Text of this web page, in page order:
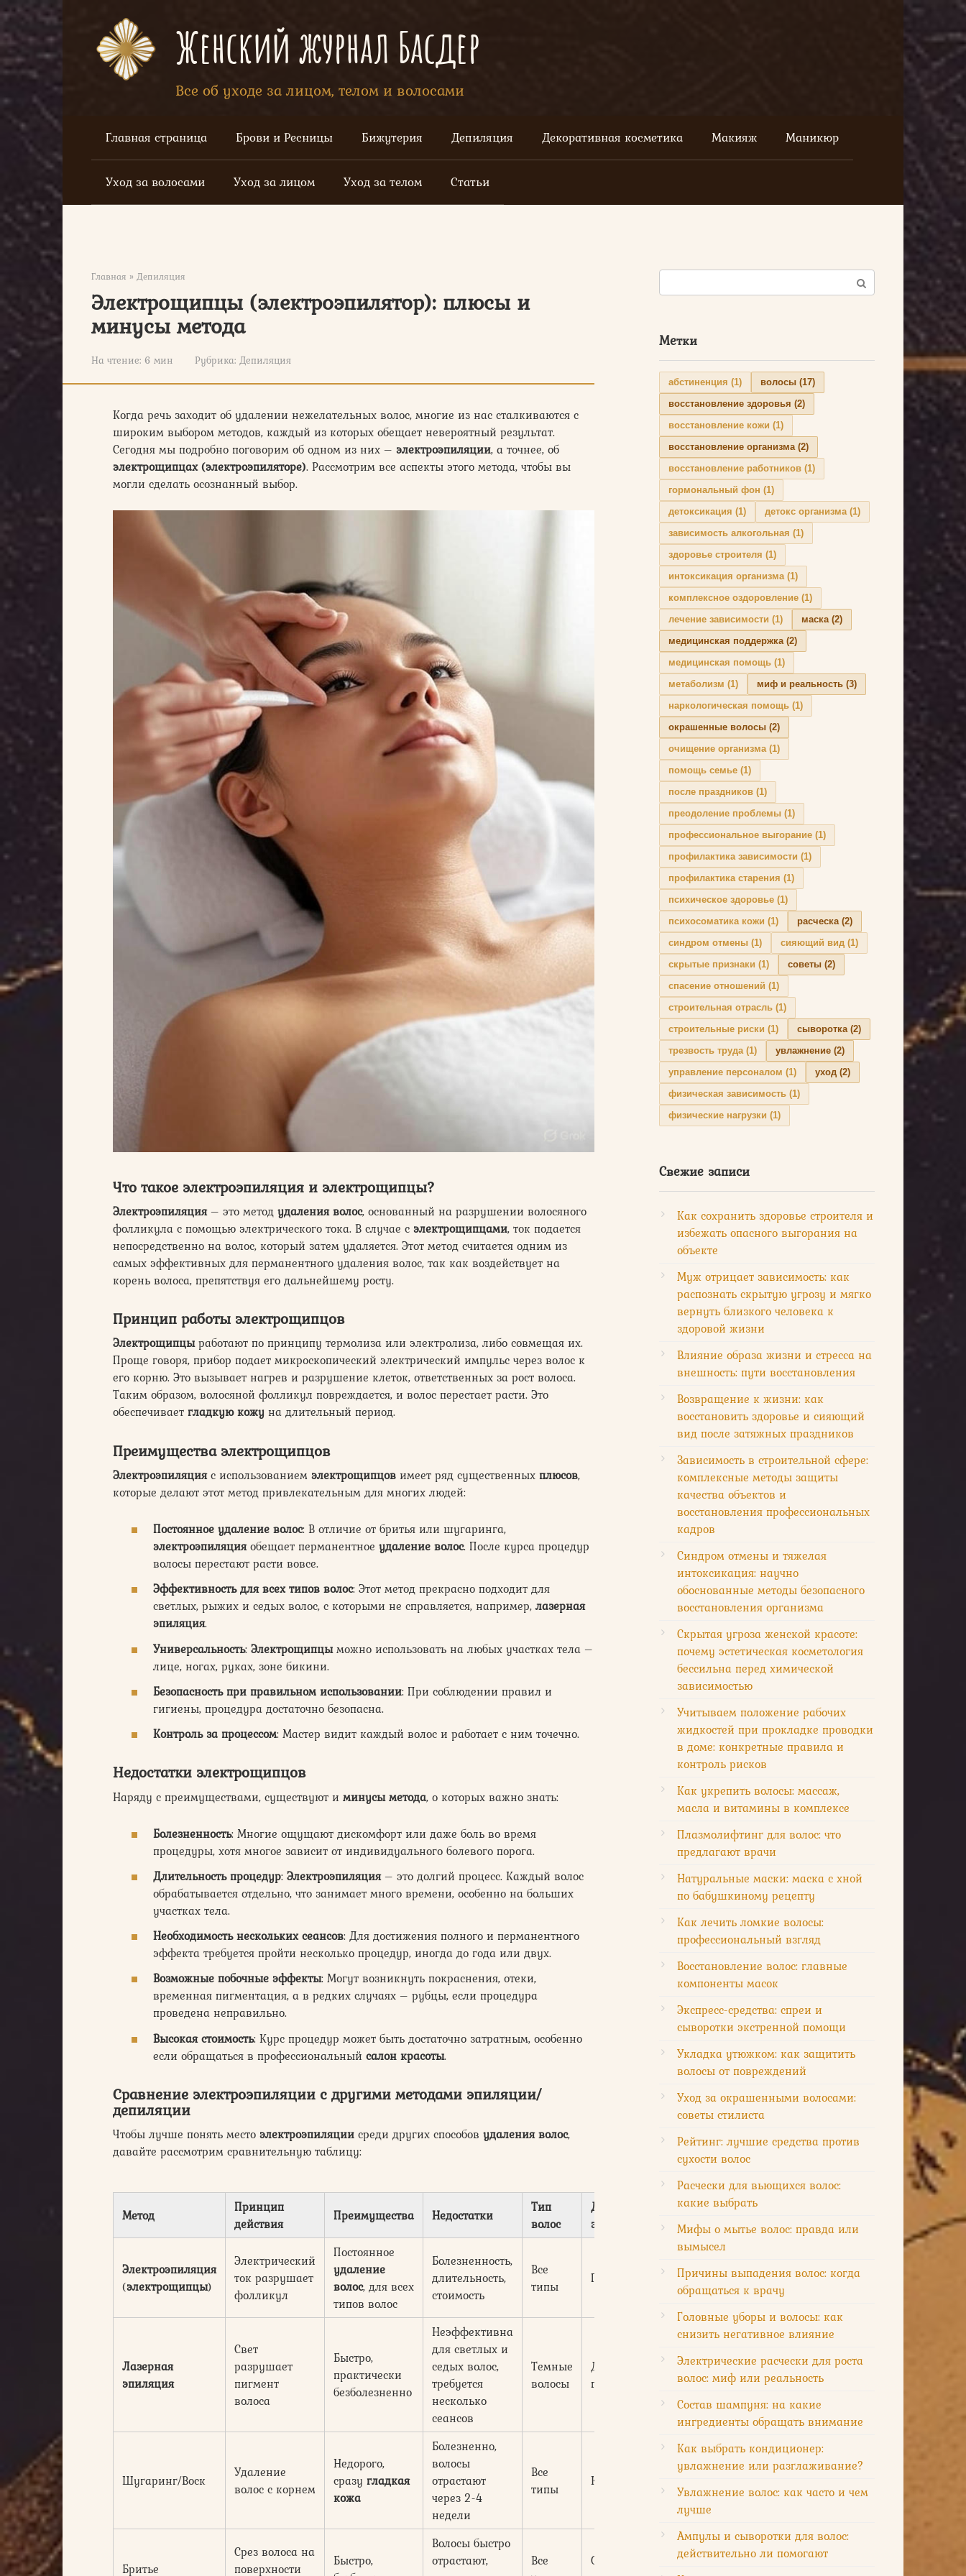
Перейти
к
контенту
Женский журнал Басдер
Все об уходе за лицом, телом и волосами
Главная страница Брови и Ресницы Бижутерия Депиляция Декоративная косметика Макияж Маникюр
Уход за волосами Уход за лицом Уход за телом Статьи
Главная » Депиляция
Электрощипцы (электроэпилятор): плюсы и
минусы метода
На чтение: 6 мин Рубрика: Депиляция
Когда речь заходит об удалении нежелательных волос, многие из нас сталкиваются с
широким выбором методов, каждый из которых обещает невероятный результат.
Сегодня мы подробно поговорим об одном из них – электроэпиляции, а точнее, об
электрощипцах (электроэпиляторе). Рассмотрим все аспекты этого метода, чтобы вы
могли сделать осознанный выбор.
Что такое электроэпиляция и электрощипцы?
Электроэпиляция– это метод удаления волос, основанный на разрушении волосяного
фолликула с помощью электрического тока. В случае с электрощипцами, ток подается
непосредственно на волос, который затем удаляется. Этот метод считается одним из
самых эффективных для перманентного удаления волос, так как воздействует на
корень волоса, препятствуя его дальнейшему росту.
Принцип работы электрощипцов
Электрощипцыработают по принципу термолиза или электролиза, либо совмещая их.
Проще говоря, прибор подает микроскопический электрический импульс через волос к
его корню. Это вызывает нагрев и разрушение клеток, ответственных за рост волоса.
Таким образом, волосяной фолликул повреждается, и волос перестает расти. Это
обеспечивает гладкую кожу на длительный период.
Преимущества электрощипцов
Электроэпиляцияс использованием электрощипцов имеет ряд существенных плюсов,
которые делают этот метод привлекательным для многих людей:
Постоянное удаление волос: В отличие от бритья или шугаринга,
электроэпиляцияобещает перманентное удаление волос. После курса процедур
волосы перестают расти вовсе.
Эффективность для всех типов волос: Этот метод прекрасно подходит для
светлых, рыжих и седых волос, с которыми не справляется, например, лазерная
эпиляция.
Универсальность: Электрощипцыможно использовать на любых участках тела –
лице, ногах, руках, зоне бикини.
Безопасность при правильном использовании: При соблюдении правил и
гигиены, процедура достаточно безопасна.
Контроль за процессом: Мастер видит каждый волос и работает с ним точечно.
Недостатки электрощипцов
Наряду с преимуществами, существуют и минусы метода, о которых важно знать:
Болезненность: Многие ощущают дискомфорт или даже боль во время
процедуры, хотя многое зависит от индивидуального болевого порога.
Длительность процедур: Электроэпиляция– это долгий процесс. Каждый волос
обрабатывается отдельно, что занимает много времени, особенно на больших
участках тела.
Необходимость нескольких сеансов: Для достижения полного и перманентного
эффекта требуется пройти несколько процедур, иногда до года или двух.
Возможные побочные эффекты: Могут возникнуть покраснения, отеки,
временная пигментация, а в редких случаях – рубцы, если процедура
проведена неправильно.
Высокая стоимость: Курс процедур может быть достаточно затратным, особенно
если обращаться в профессиональный салон красоты.
Сравнение электроэпиляции с другими методами эпиляции/
депиляции
Чтобы лучше понять место электроэпиляции среди других способов удаления волос,
давайте рассмотрим сравнительную таблицу:
Метод
Принцип
действия
Преимущества Недостатки
Тип
волос
Длительность
эффекта
Электроэпиляция
(электрощипцы)
Электрический
ток разрушает
фолликул
Постоянное
удаление
волос, для всех
типов волос
Болезненность,
длительность,
стоимость
Все
типы
Перманентный
Лазерная
эпиляция
Свет
разрушает
пигмент
волоса
Быстро,
практически
безболезненно
Неэффективна
для светлых и
седых волос,
требуется
несколько
сеансов
Темные
волосы
Длительный (не
перманентный)
Шугаринг/Воск
Удаление
волос с корнем
Недорого,
сразу гладкая
кожа
Болезненно,
волосы
отрастают
через 2-4
недели
Все
типы
Кратковременный
Бритье
Срез волоса на
поверхности
Быстро,
Волосы быстро
отрастают,
Все
Очень
Поиск:
Метки
абстиненция (1) волосы (17)
восстановление здоровья (2)
восстановление кожи (1)
восстановление организма(2)
восстановление работников (1)
гормональный фон (1)
детоксикация (1) детокс организма(1)
зависимость алкогольная (1)
здоровье строителя (1)
интоксикация организма(1)
комплексное оздоровление (1)
лечение зависимости (1) маска(2)
медицинская поддержка(2)
медицинская помощь (1)
метаболизм (1) миф и реальность (3)
наркологическая помощь (1)
окрашенные волосы (2)
очищение организма(1)
помощь семье (1)
после праздников (1)
преодоление проблемы (1)
профессиональное выгорание (1)
профилактика зависимости (1)
профилактика старения (1)
психическое здоровье (1)
психосоматика кожи (1) расческа(2)
синдром отмены (1) сияющий вид (1)
скрытые признаки (1) советы (2)
спасение отношений (1)
строительная отрасль (1)
строительные риски (1) сыворотка(2)
трезвость труда(1) увлажнение (2)
управление персоналом (1) уход (2)
физическая зависимость (1)
физические нагрузки (1)
Свежие записи
Как сохранить здоровье строителя и
избежать опасного выгорания на
объекте
Муж отрицает зависимость: как
распознать скрытую угрозу и мягко
вернуть близкого человека к
здоровой жизни
Влияние образа жизни и стресса на
внешность: пути восстановления
Возвращение к жизни: как
восстановить здоровье и сияющий
вид после затяжных праздников
Зависимость в строительной сфере:
комплексные методы защиты
качества объектов и
восстановления профессиональных
кадров
Синдром отмены и тяжелая
интоксикация: научно
обоснованные методы безопасного
восстановления организма
Скрытая угроза женской красоте:
почему эстетическая косметология
бессильна перед химической
зависимостью
Учитываем положение рабочих
жидкостей при прокладке проводки
в доме: конкретные правила и
контроль рисков
Как укрепить волосы: массаж,
масла и витамины в комплексе
Плазмолифтинг для волос: что
предлагают врачи
Натуральные маски: маска с хной
по бабушкиному рецепту
Как лечить ломкие волосы:
профессиональный взгляд
Восстановление волос: главные
компоненты масок
Экспресс-средства: спреи и
сыворотки экстренной помощи
Укладка утюжком: как защитить
волосы от повреждений
Уход за окрашенными волосами:
советы стилиста
Рейтинг: лучшие средства против
сухости волос
Расчески для вьющихся волос:
какие выбрать
Мифы о мытье волос: правда или
вымысел
Причины выпадения волос: когда
обращаться к врачу
Головные уборы и волосы: как
снизить негативное влияние
Электрические расчески для роста
волос: миф или реальность
Состав шампуня: на какие
ингредиенты обращать внимание
Как выбрать кондиционер:
увлажнение или разглаживание?
Увлажнение волос: как часто и чем
лучше
Ампулы и сыворотки для волос:
действительно ли помогают